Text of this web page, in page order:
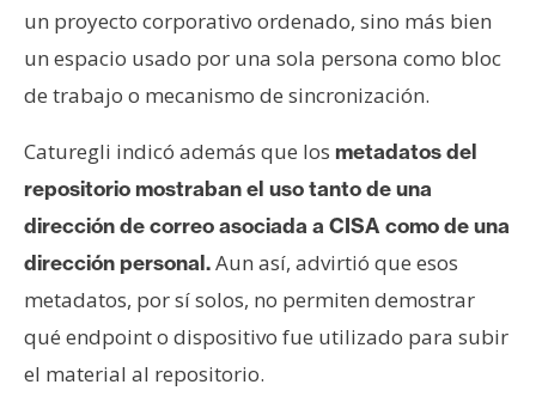
un proyecto corporativo ordenado, sino más bien
un espacio usado por una sola persona como bloc
de trabajo o mecanismo de sincronización.
Caturegli indicó además que los metadatos del
repositorio mostraban el uso tanto de una
dirección de correo asociada a CISA como de una
dirección personal.Aun así, advirtió que esos
metadatos, por sí solos, no permiten demostrar
qué endpoint o dispositivo fue utilizado para subir
el material al repositorio.